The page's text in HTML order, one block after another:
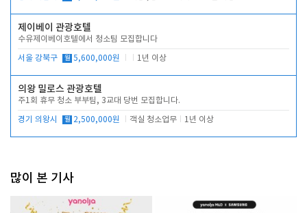
제이베이 관광호텔
수유제이베이호텔에서 청소팀 모집합니다
서울 강북구 월 5,600,000원 1년 이상
의왕 밀로스 관광호텔
주1회 휴무 청소 부부팀, 3교대 당번 모집합니다.
경기 의왕시 월 2,500,000원 객실 청소업무 1년 이상
많이 본 기사